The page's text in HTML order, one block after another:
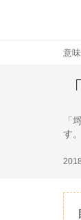
意
「
す。